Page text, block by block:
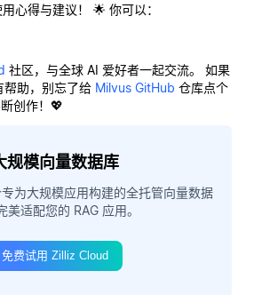
心得与建议！ 🌟 你可以：
社区，与全球 AI 爱好者一起交流。 如果
帮助，别忘了给 Milvus GitHub 仓库点个
创作！💖
规模向量数据库
为大规模应用构建的全托管向量数据
美适配您的 RAG 应用。
免费试用 Zilliz Cloud